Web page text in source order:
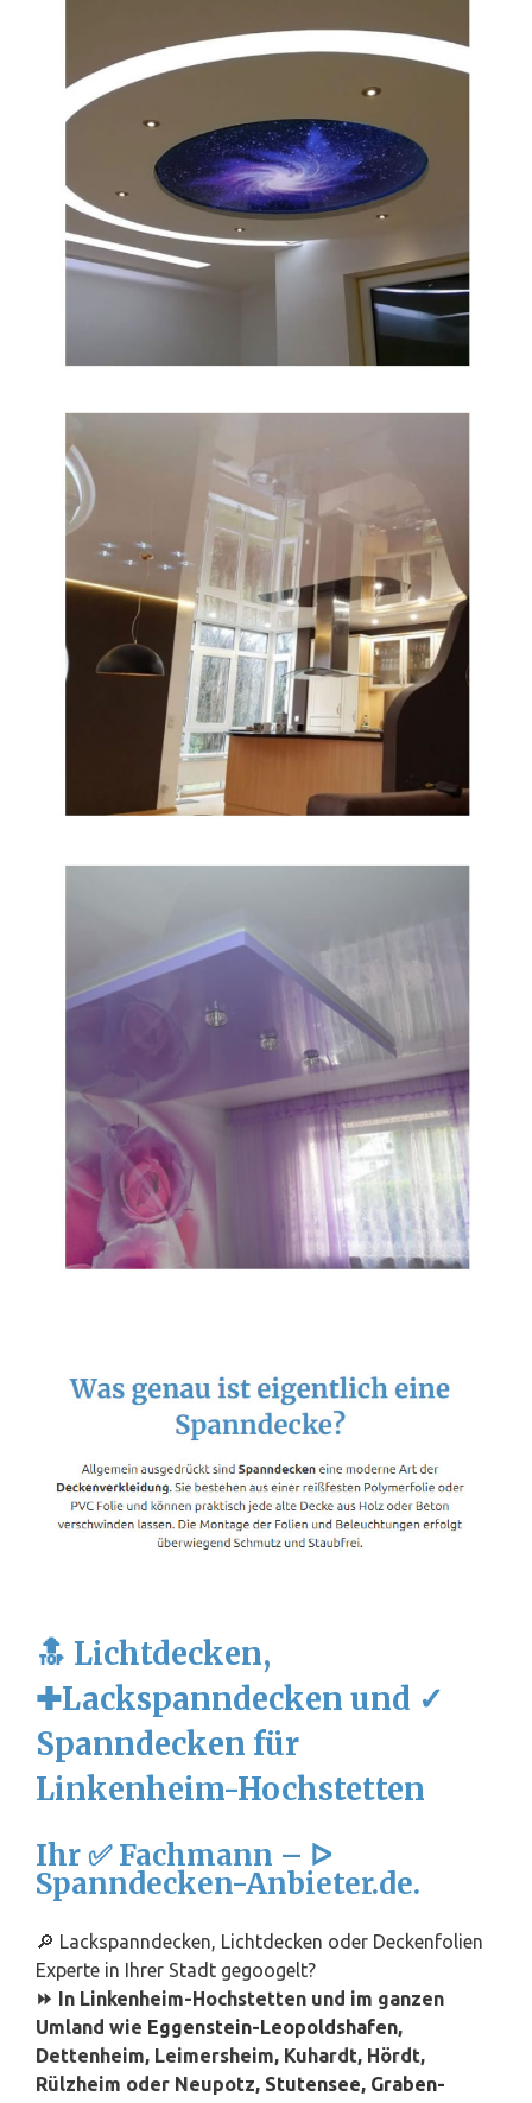
🔝 Lichtdecken,
✚Lackspanndecken und ✓
Spanndecken für
Linkenheim-Hochstetten
Ihr ✅ Fachmann – ᐅ
Spanndecken-Anbieter.de.
🔎 Lackspanndecken, Lichtdecken oder Deckenfolien
Experte in Ihrer Stadt gegoogelt?
⏩ In Linkenheim-Hochstetten und im ganzen
Umland wie Eggenstein-Leopoldshafen,
Dettenheim, Leimersheim, Kuhardt, Hördt,
Rülzheim oder Neupotz, Stutensee, Graben-